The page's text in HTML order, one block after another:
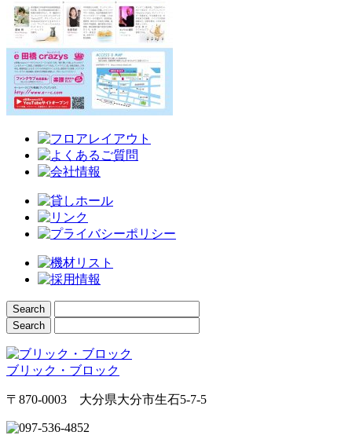
ブリック・ブロック
〒870-0003 大分県大分市生石5-7-5